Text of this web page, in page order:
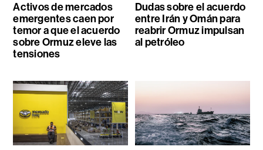
Activos de mercados
emergentes caen por
temor a que el acuerdo
sobre Ormuz eleve las
tensiones
Dudas sobre el acuerdo
entre Irán y Omán para
reabrir Ormuz impulsan
al petróleo